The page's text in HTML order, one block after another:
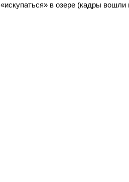
«искупаться» в озере (кадры